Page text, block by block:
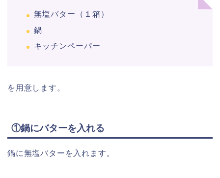
無塩バター（１箱）
鍋
キッチンペーパー
を用意します。
①鍋にバターを入れる
鍋に無塩バターを入れます。